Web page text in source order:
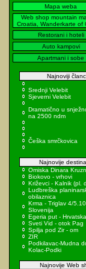
Mapa weba
Web shop mountain
Croatia, Wanderkarte of
Restorani i hoteli
Auto kampovi
Apartmani i sobe
Najnoviji
Srednji Velebit
Sjeverni Velebit
Dramatično u
na 2500 ndm
Češka smrčkovica
Najnovije
Omiska Dinara
Biokovo - vrhovi
Križevci - Kalnik (pl.
Ludbreška
obilaznica
Krma - Triglav 4/
Slovenija
Egeria put -
Sveti Vid - otok Pag
Spilja pod Zir - om
ZIR
Podkilavac-Mudna
Kolac-Podki
Najnovije Web